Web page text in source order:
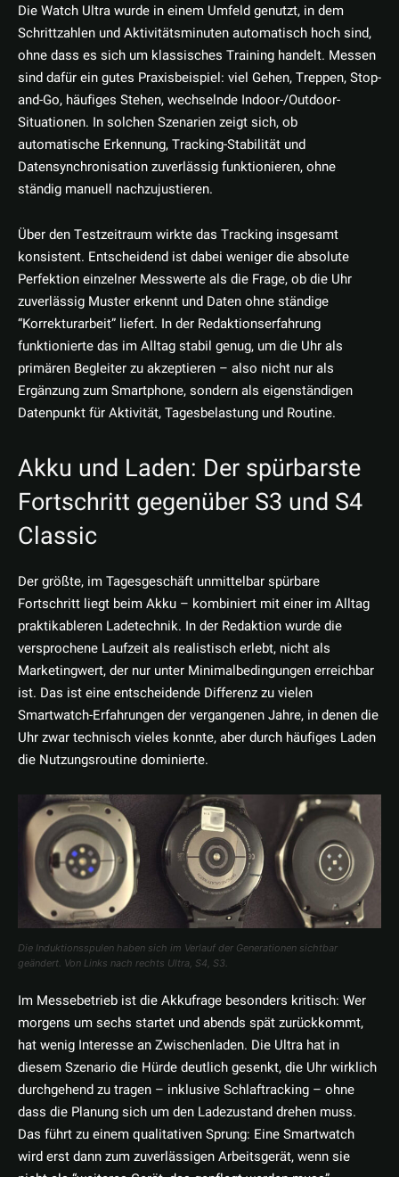
Die Watch Ultra wurde in einem Umfeld genutzt, in dem
Schrittzahlen und Aktivitätsminuten automatisch hoch sind,
ohne dass es sich um klassisches Training handelt. Messen
sind dafür ein gutes Praxisbeispiel: viel Gehen, Treppen, Stop-
and-Go, häufiges Stehen, wechselnde Indoor-/Outdoor-
Situationen. In solchen Szenarien zeigt sich, ob
automatische Erkennung, Tracking-Stabilität und
Datensynchronisation zuverlässig funktionieren, ohne
ständig manuell nachzujustieren.
Über den Testzeitraum wirkte das Tracking insgesamt
konsistent. Entscheidend ist dabei weniger die absolute
Perfektion einzelner Messwerte als die Frage, ob die Uhr
zuverlässig Muster erkennt und Daten ohne ständige
“Korrekturarbeit” liefert. In der Redaktionserfahrung
funktionierte das im Alltag stabil genug, um die Uhr als
primären Begleiter zu akzeptieren – also nicht nur als
Ergänzung zum Smartphone, sondern als eigenständigen
Datenpunkt für Aktivität, Tagesbelastung und Routine.
Akku und Laden: Der spürbarste
Fortschritt gegenüber S3 und S4
Classic
Der größte, im Tagesgeschäft unmittelbar spürbare
Fortschritt liegt beim Akku – kombiniert mit einer im Alltag
praktikableren Ladetechnik. In der Redaktion wurde die
versprochene Laufzeit als realistisch erlebt, nicht als
Marketingwert, der nur unter Minimalbedingungen erreichbar
ist. Das ist eine entscheidende Differenz zu vielen
Smartwatch-Erfahrungen der vergangenen Jahre, in denen die
Uhr zwar technisch vieles konnte, aber durch häufiges Laden
die Nutzungsroutine dominierte.
Die Induktionsspulen haben sich im Verlauf der Generationen sichtbar
geändert. Von Links nach rechts Ultra, S4, S3.
Im Messebetrieb ist die Akkufrage besonders kritisch: Wer
morgens um sechs startet und abends spät zurückkommt,
hat wenig Interesse an Zwischenladen. Die Ultra hat in
diesem Szenario die Hürde deutlich gesenkt, die Uhr wirklich
durchgehend zu tragen – inklusive Schlaftracking – ohne
dass die Planung sich um den Ladezustand drehen muss.
Das führt zu einem qualitativen Sprung: Eine Smartwatch
wird erst dann zum zuverlässigen Arbeitsgerät, wenn sie